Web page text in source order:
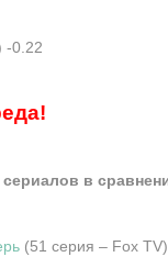
-0.22
сериалов в
(51 серия – Fox TV)